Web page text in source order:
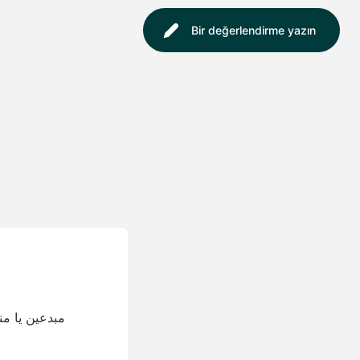
Bir değerlendirme yazın
مبدعين يا